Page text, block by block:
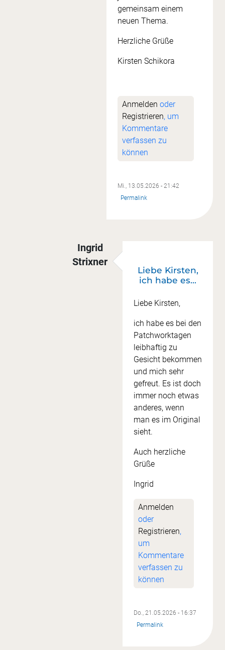
gemeinsam einem
neuen Thema.
Herzliche Grüße
Kirsten Schikora
Anmelden oder
Registrieren, um
Kommentare
verfassen zu
können
Mi., 13.05.2026 - 21:42
Permalink
Ingrid
Strixner
Geteiltes Bildvon
Liebe Kirsten,
ich habe es…
Liebe Kirsten,
ich habe es bei den
Patchworktagen
leibhaftig zu
Gesicht bekommen
und mich sehr
gefreut. Es ist doch
immer noch etwas
anderes, wenn
man es im Original
sieht.
Auch herzliche
Grüße
Ingrid
Anmelden
oder
Registrieren,
um
Kommentare
verfassen zu
können
Do., 21.05.2026 - 16:37
Permalink